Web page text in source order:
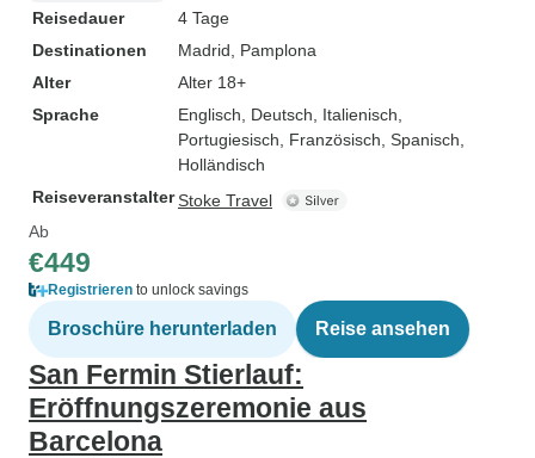
Reisedauer
4 Tage
Destinationen
Madrid , Pamplona
Alter
Alter 18+
Sprache
Englisch, Deutsch, Italienisch,
Portugiesisch, Französisch, Spanisch,
Holländisch
ReiseveranstalterStoke Travel
Ab
€449
Registrieren to unlock savings
Broschüre herunterladen Reise ansehen
San Fermin Stierlauf:
Eröffnungszeremonie aus
Barcelona